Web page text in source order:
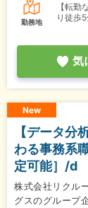
勤務地
【転
り徒歩
気
New
【データ分
わる事務系
定可能］/d
株式会社リクル
グスのグループ企